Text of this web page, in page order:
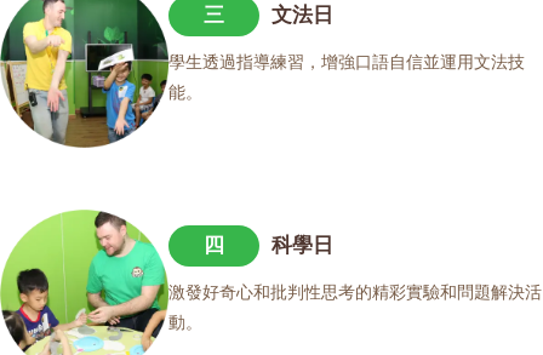
三 文法日
學生透過指導練習，增強口語自信並運用文法技
能。
四 科學日
激發好奇心和批判性思考的精彩實驗和問題解決活
動。